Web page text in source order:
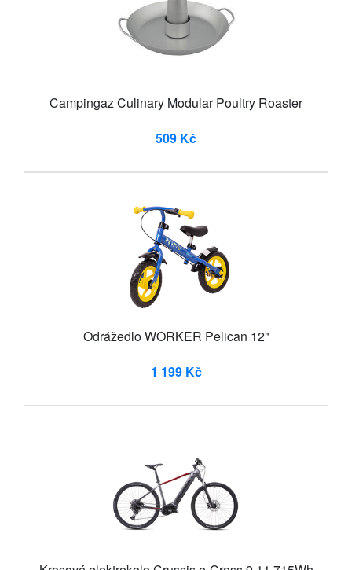
Campingaz Culinary Modular Poultry Roaster
509 Kč
Odrážedlo WORKER Pelican 12"
1 199 Kč